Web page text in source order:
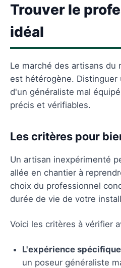
Trouver le
idéal
Le marché des artisans
est hétérogène.
d'un généraliste mal
précis et vérifiables.
Les critères pour
Un artisan inexpérimenté
allée en chantier à
choix du professionnel
durée de vie de votre
Voici les critères à vérifier
L'expérience
un poseur généraliste